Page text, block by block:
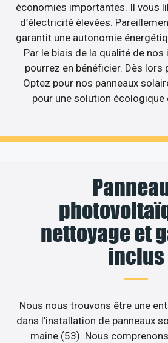
économies importantes. Il vous
d’électricité élevées.
garantit une autonomie
Par le biais de la qualité de
pourrez en bénéficier. Dès lors
Optez pour nos panneaux
pour une solution écologique
nettoyage et
inclus
Nous nous trouvons être une
dans l’installation de panneaux
maine (53). Nous